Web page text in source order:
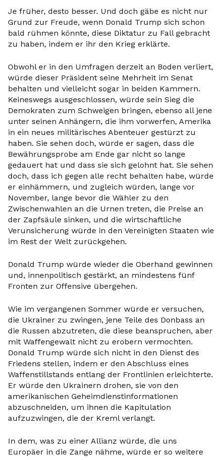
Je früher, desto besser. Und doch gäbe es nicht nur
Grund zur Freude, wenn Donald Trump sich schon
bald rühmen könnte, diese Diktatur zu Fall gebracht
zu haben, indem er ihr den Krieg erklärte.
Obwohl er in den Umfragen derzeit an Boden verliert,
würde dieser Präsident seine Mehrheit im Senat
behalten und vielleicht sogar in beiden Kammern.
Keineswegs ausgeschlossen, würde sein Sieg die
Demokraten zum Schweigen bringen, ebenso all jene
unter seinen Anhängern, die ihm vorwerfen, Amerika
in ein neues militärisches Abenteuer gestürzt zu
haben. Sie sehen doch, würde er sagen, dass die
Bewährungsprobe am Ende gar nicht so lange
gedauert hat und dass sie sich gelohnt hat. Sie sehen
doch, dass ich gegen alle recht behalten habe, würde
er einhämmern, und zugleich würden, lange vor
November, lange bevor die Wähler zu den
Zwischenwahlen an die Urnen treten, die Preise an
der Zapfsäule sinken, und die wirtschaftliche
Verunsicherung würde in den Vereinigten Staaten wie
im Rest der Welt zurückgehen.
Donald Trump würde wieder die Oberhand gewinnen
und, innenpolitisch gestärkt, an mindestens fünf
Fronten zur Offensive übergehen.
Wie im vergangenen Sommer würde er versuchen,
die Ukrainer zu zwingen, jene Teile des Donbass an
die Russen abzutreten, die diese beanspruchen, aber
mit Waffengewalt nicht zu erobern vermochten.
Donald Trump würde sich nicht in den Dienst des
Friedens stellen, indem er den Abschluss eines
Waffenstillstands entlang der Frontlinien erleichterte.
Er würde den Ukrainern drohen, sie von den
amerikanischen Geheimdienstinformationen
abzuschneiden, um ihnen die Kapitulation
aufzuzwingen, die der Kreml verlangt.
In dem, was zu einer Allianz würde, die uns
Europäer in die Zange nähme, würde er so weitere